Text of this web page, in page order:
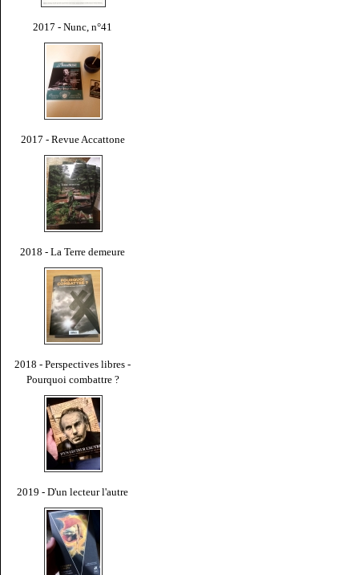
2017 - Nunc, n°41
2017 - Revue Accattone
2018 - La Terre demeure
2018 - Perspectives libres -
Pourquoi combattre ?
2019 - D'un lecteur l'autre